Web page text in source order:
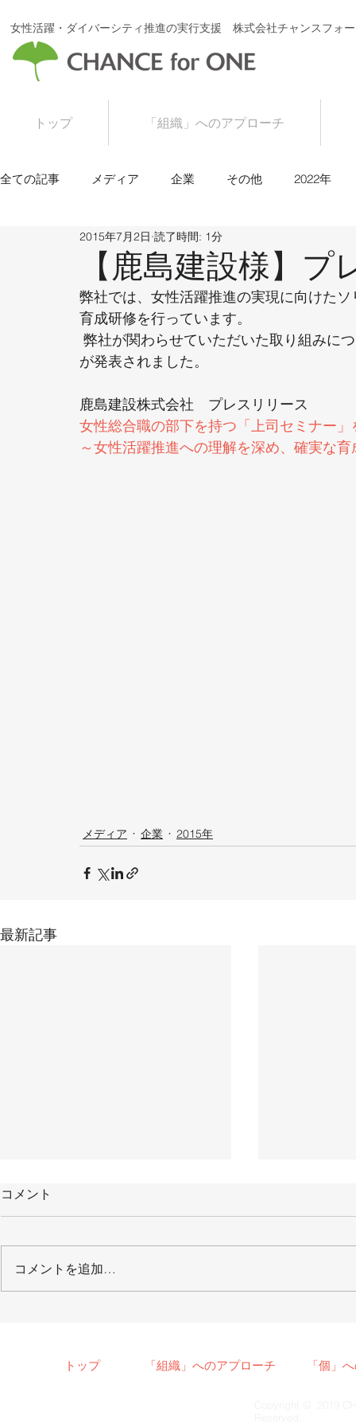
女性活躍・ダイバーシティ推進の実行支援 株式会社チャンスフォ
トップ 「組織」へのアプローチ
全ての記事 メディア 企業 その他 2022年
2015年
【鹿島建設様】
2015年7月2日 読了時間: 1分
弊社では、女性活躍推進の実現に向けた
育成研修を行っています。
が発表されました。
鹿島建設株式会社　プレスリリース
女性総合職の部下を持つ「上司セミナー」
～女性活躍推進への理解を深め、確実な育
メディア 企業 2015年
最新記事
コメント
コメントを追加…
「組織」へのアプローチ
トップ 「個」